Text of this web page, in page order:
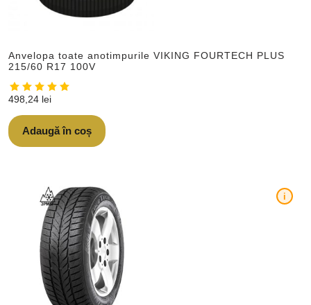
Anvelopa toate anotimpurile VIKING FOURTECH PLUS
215/60 R17 100V
498,24 lei
Adaugă în coș
i